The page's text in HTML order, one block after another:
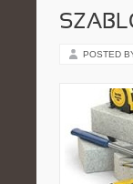
POSTED